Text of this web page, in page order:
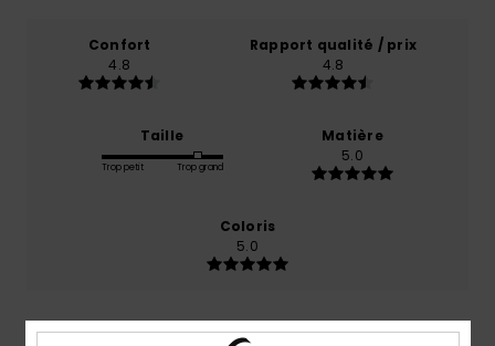
Confort
4.8
Rapport qualité / prix
4.8
Taille
Trop petit Trop grand
Matière
5.0
Coloris
5.0